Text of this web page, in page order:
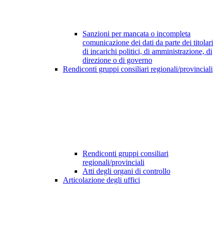
Sanzioni per mancata o incompleta
comunicazione dei dati da parte dei titolari
di incarichi politici, di amministrazione, di
direzione o di governo
Rendiconti gruppi consiliari regionali/provinciali
Rendiconti gruppi consiliari
regionali/provinciali
Atti degli organi di controllo
Articolazione degli uffici